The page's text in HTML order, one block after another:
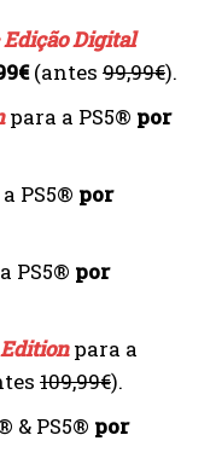
Edição Digital
(antes 99,99€).
para a PS5® por
PS5® por
PS5® por
para a
109,99€).
& PS5® por